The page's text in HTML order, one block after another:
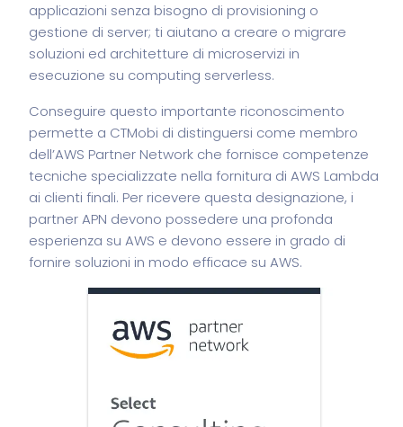
applicazioni senza bisogno di provisioning o
gestione di server; ti aiutano a creare o migrare
soluzioni ed architetture di microservizi in
esecuzione su computing serverless.
Conseguire questo importante riconoscimento
permette a CTMobi di distinguersi come membro
dell’AWS Partner Network che fornisce competenze
tecniche specializzate nella fornitura di AWS Lambda
ai clienti finali. Per ricevere questa designazione, i
partner APN devono possedere una profonda
esperienza su AWS e devono essere in grado di
fornire soluzioni in modo efficace su AWS.